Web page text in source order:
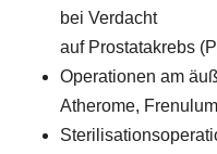
bei Verdacht
auf Prostatakrebs
Operationen am
Atherome,